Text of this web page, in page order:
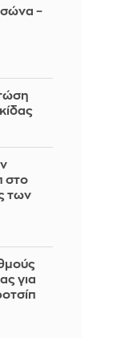
–
στο
των
για